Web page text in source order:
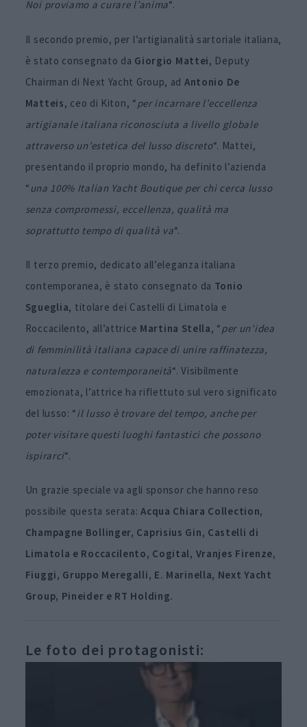
Noi proviamo a curare l’anima“.
Il secondo premio, per l’artigianalità sartoriale italiana,
è stato consegnato da Giorgio Mattei, Deputy
Chairman di Next Yacht Group, ad Antonio De
Matteis, ceo di Kiton, “ per incarnare l’eccellenza
artigianale italiana riconosciuta a livello globale
attraverso un’estetica del lusso discreto“. Mattei,
presentando il proprio mondo, ha definito l’azienda
“ una 100% Italian Yacht Boutique per chi cerca lusso
senza compromessi, eccellenza, qualità ma
soprattutto tempo di qualità va“.
Il terzo premio, dedicato all’eleganza italiana
contemporanea, è stato consegnato da Tonio
Sgueglia, titolare dei Castelli di Limatola e
Roccacilento, all’attrice Martina Stella, “ per un’idea
di femminilità italiana capace di unire raffinatezza,
naturalezza e contemporaneità“. Visibilmente
emozionata, l’attrice ha riflettuto sul vero significato
del lusso: “ il lusso è trovare del tempo, anche per
poter visitare questi luoghi fantastici che possono
ispirarci“.
Un grazie speciale va agli sponsor che hanno reso
possibile questa serata:Acqua Chiara Collection,
Champagne Bollinger, Caprisius Gin, Castelli di
Limatola e Roccacilento, Cogital, Vranjes Firenze,
Fiuggi, Gruppo Meregalli, E. Marinella, Next Yacht
Group, Pineider e RT Holding.
Le foto dei protagonisti: